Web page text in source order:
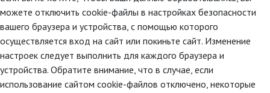
можете отключить cookie-файлы в настройках безопасности
вашего браузера и устройства, с помощью которого
осуществляется вход на сайт или покиньте сайт. Изменение
настроек следует выполнить для каждого браузера и
устройства. Обратите внимание, что в случае, если
использование сайтом cookie-файлов отключено, некоторые